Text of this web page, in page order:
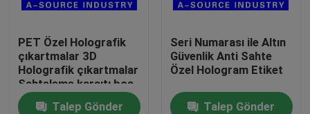
Ev
Ürünler
PET Özel Holografik
çıkartmalar 3D
Holografik çıkartmalar
Sahteleme karşıtı boş
çıkartma
Talep Gönder
Seri Numarası ile Altın
Güvenlik Anti Sahte
Özel Hologram Etiket
Talep Gönder